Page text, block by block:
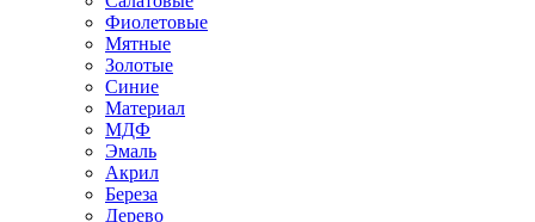
Фиолетовые
Мятные
Золотые
Синие
Материал
МДФ
Эмаль
Акрил
Береза
Дерево